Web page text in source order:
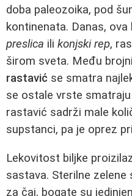
doba paleozoika, pod
kontinenata. Danas,
preslica ili konjski rep,
širom sveta. Među
rastavić se smatra
se ostale vrste
rastavić sadrži male
supstanci, pa je oprez
Lekovitost biljke
sastava. Sterilne zelene
za čaj, bogate su